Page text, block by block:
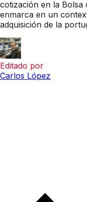
cotización en la Bolsa
enmarca en un
adquisición de la
Editado por
Carlos López